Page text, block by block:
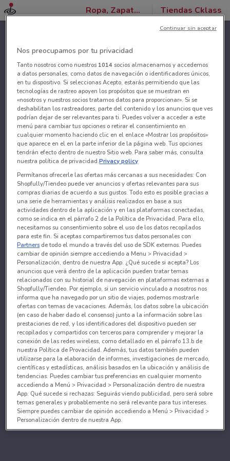
Ropa, Zapatos y Accesorios Tiendas Cklass
Nos preocupamos por tu privacidad
Tanto nosotros como nuestros 1014socios almacenamos y accedemos
a datos personales, como datos de navegación o identificadores únicos,
en tu dispositivo. Si seleccionas Acepto, estarás permitiendo que las
tecnologías de rastreo apoyen los propósitos que se muestran en
«nosotros y nuestros socios tratamos datos para proporcionar». Si se
deshabilitan los rastreadores, parte del contenido y los anuncios que ves
podrían dejar de ser relevantes para ti. Puedes volver a acceder a este
menú para cambiar tus opciones o retirar el consentimiento en
cualquier momento haciendo clic en el enlace «Mostrar los propósitos»
que aparece en el en la parte inferior de la página web. Tus opciones
tendrán efecto dentro de nuestro Sitio web. Para saber más, consulta
nuestra política de privacidad.Privacy policy
Permítanos ofrecerle las ofertas más cercanas a sus necesidades: Con
Shopfully/Tiendeo puede ver anuncios y ofertas relevantes para sus
compras diarias de acuerdo a sus gustos. Todo esto es posible gracias a
una serie de herramientas y análisis realizados en base a sus
actividades dentro de la aplicación y en las plataformas conectadas,
como se indica en el párrafo 2 de la Política de Privacidad. Para ello,
necesitamos su consentimiento sobre el uso de los datos recopilados
para este fin. Si aceptas compartiremos tus datos personales con
Partners de todo el mundo a través del uso de SDK externos. Puedes
cambiar de opinión siempre accediendo a Menu > Privacidad >
Personalización, dentro de nuestra App. ¿Qué sucede si acepta? Los
anuncios que verá dentro de la aplicación pueden tratar temas
relacionados con su historial de navegación en plataformas externas a
Shopfully/Tiendeo. Por ejemplo, si un servicio vinculado a nosotros nos
informa que ha navegado por un sitio de viajes, podemos mostrarle
ofertas con temas de vacaciones. Además, los datos sobre la ubicación
(en caso de haber dado el consenso) junto a la información sobre las
prestaciones de red, y los identificadores del dispositivo pueden ser
recopilados y compartidos con terceros para comprender y mejorar la
conexión de las redes wireless, como detallado en el párrafo 13.b de
nuestra Política de Provacidad. Además, tus datos también pueden
utilizarse para la elaboración de informes, investigaciones de mercado,
científicas y estadísticas, análisis basados en la ubicación y análisis de
tendencias. Puedes cambiar tus preferencias en cualquier momento
accediendo a Menú > Privacidad > Personalización dentro de nuestra
App. Qué sucede si rechazas: Seguirás viendo publicidad, pero será sobre
temas generales y probablemente no será relevante para tus intereses.
Siempre puedes cambiar de opinión accediendo a Menú > Privacidad >
Personalización dentro de nuestra App.
Continuar sin aceptar